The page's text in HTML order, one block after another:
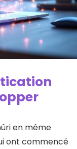
en même
ont commencé